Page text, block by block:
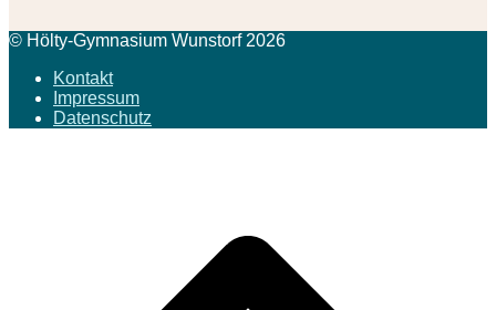
© Hölty-Gymnasium Wunstorf 2026
Kontakt
Impressum
Datenschutz